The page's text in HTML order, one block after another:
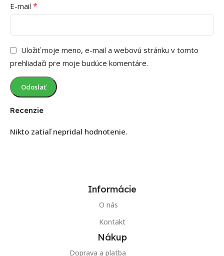
Recenzie
Nikto zatiaľ nepridal hodnotenie.
E-mail *
Uložiť moje meno, e-mail a webovú stránku v tomto
prehliadači pre moje budúce komentáre.
Informácie
O nás
Kontakt
Nákup
Doprava a platba